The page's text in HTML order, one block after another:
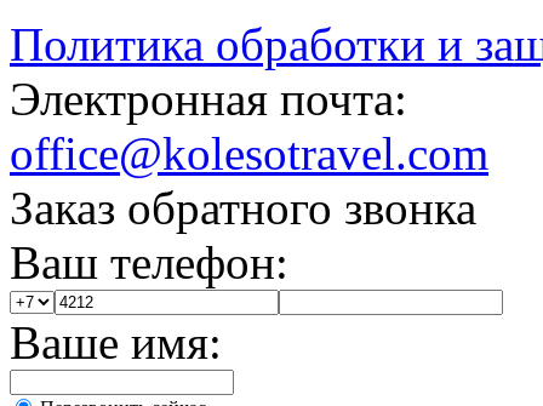
Политика обработки и
Электронная почта:
office@kolesotravel.com
Заказ обратного звонка
Ваш телефон:
Ваше имя: